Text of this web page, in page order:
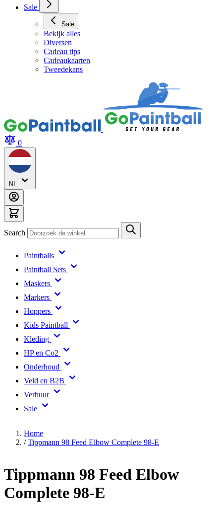
Sale
Sale
Bekijk alles
Diversen
Cadeau tips
Cadeaukaarten
Tweedekans
0
NL
Search
Paintballs
Paintball Sets
Maskers
Markers
Hoppers
Kids Paintball
Kleding
HP en Co2
Onderhoud
Veld en B2B
Verhuur
Sale
Home
/ Tippmann 98 Feed Elbow Complete 98-E
Tippmann 98 Feed Elbow
Complete 98-E